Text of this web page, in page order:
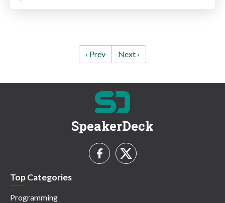
‹ Prev Next ›
SpeakerDeck
Top Categories
Programming